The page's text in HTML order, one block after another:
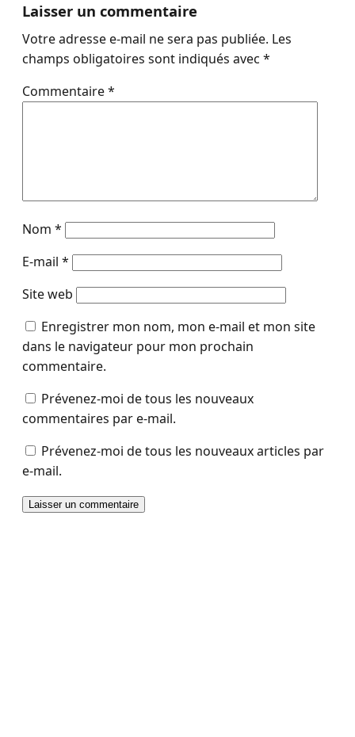
Laisser un commentaire
Votre adresse e-mail ne sera pas publiée. Les
champs obligatoires sont indiqués avec *
Commentaire*
Nom *
E-mail *
Site web
Enregistrer mon nom, mon e-mail et mon site
dans le navigateur pour mon prochain
commentaire.
Prévenez-moi de tous les nouveaux
commentaires par e-mail.
Prévenez-moi de tous les nouveaux articles par
e-mail.